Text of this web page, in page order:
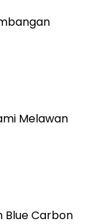
Melawan
Blue Carbon